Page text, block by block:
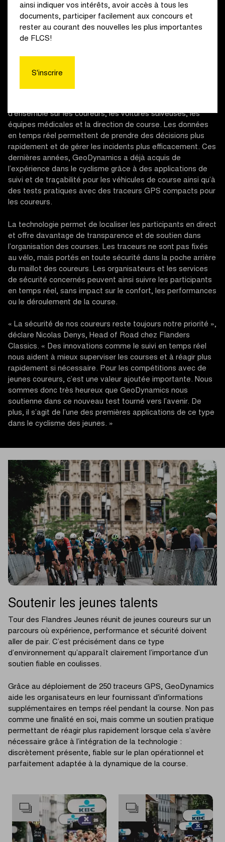
d’ensemble sur les coureurs, les voitures suiveuses, les
équipes médicales et la direction de course. Les données
en temps réel permettent de prendre des décisions plus
rapidement et de gérer les incidents plus efficacement. Ces
dernières années, GeoDynamics a déjà acquis de
l’expérience dans le cyclisme grâce à des applications de
suivi et de traçabilité pour les véhicules de course ainsi qu’à
des tests pratiques avec des traceurs GPS compacts pour
les coureurs.
La technologie permet de localiser les participants en direct
et offre davantage de transparence et de soutien dans
l’organisation des courses. Les traceurs ne sont pas fixés
au vélo, mais portés en toute sécurité dans la poche arrière
du maillot des coureurs. Les organisateurs et les services
de sécurité concernés peuvent ainsi suivre les participants
en temps réel, sans impact sur le confort, les performances
ou le déroulement de la course.
« La sécurité de nos coureurs reste toujours notre priorité »,
déclare Nicolas Denys, Head of Road chez Flanders
Classics. « Des innovations comme le suivi en temps réel
nous aident à mieux superviser les courses et à réagir plus
rapidement si nécessaire. Pour les compétitions avec de
jeunes coureurs, c’est une valeur ajoutée importante. Nous
sommes donc très heureux que GeoDynamics nous
soutienne dans ce nouveau test tourné vers l’avenir. De
plus, il s’agit de l’une des premières applications de ce type
dans le cyclisme des jeunes. »
Soutenir les jeunes talents
Tour des Flandres Jeunes réunit de jeunes coureurs sur un
parcours où expérience, performance et sécurité doivent
aller de pair. C’est précisément dans ce type
d’environnement qu’apparaît clairement l’importance d’un
soutien fiable en coulisses.
Grâce au déploiement de 250 traceurs GPS, GeoDynamics
aide les organisateurs en leur fournissant d'informations
supplémentaires en temps réel pendant la course. Non pas
comme une finalité en soi, mais comme un soutien pratique
permettant de réagir plus rapidement lorsque cela s’avère
nécessaire grâce à l’intégration de la technologie :
discrètement présente, fiable sur le plan opérationnel et
parfaitement adaptée à la dynamique de la course.
ainsi indiquer vos intérêts, avoir accès à tous les
documents, participer facilement aux concours et
rester au courant des nouvelles les plus importantes
de FLCS!
S'inscrire